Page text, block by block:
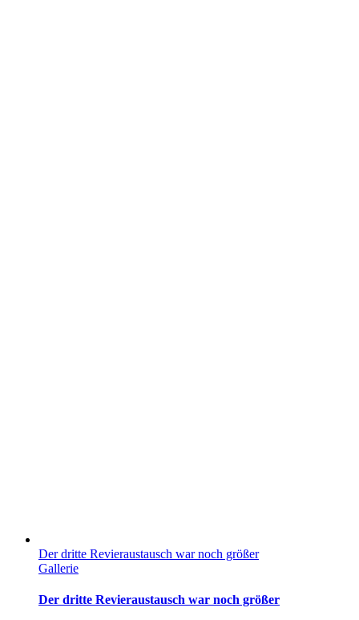
Der dritte Revieraustausch war noch größer
Gallerie
Der dritte Revieraustausch war noch größer